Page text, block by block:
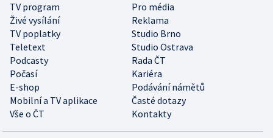
TV program
Pro média
Živé vysílání
Reklama
TV poplatky
Studio Brno
Teletext
Studio Ostrava
Podcasty
Rada ČT
Počasí
Kariéra
E-shop
Podávání námětů
Mobilní a TV aplikace
Časté dotazy
Vše o ČT
Kontakty